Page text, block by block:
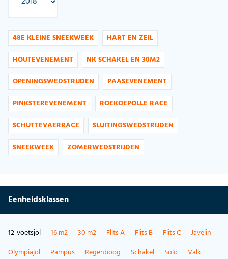
48E KLEINE SNEEKWEEK
HART EN ZEIL
HOUTEVENEMENT
NK SCHAKEL EN 30M2
OPENINGSWEDSTRIJDEN
PAASEVENEMENT
PINKSTEREVENEMENT
ROEKOEPOLLE RACE
SCHUTTEVAERRACE
SLUITINGSWEDSTRIJDEN
SNEEKWEEK
ZOMERWEDSTRIJDEN
Eenheidsklassen
12-voetsjol 16 m2 30 m2 Flits A Flits B Flits C
Javelin
Olympiajol
Pampus Regenboog Schakel Solo
Valk